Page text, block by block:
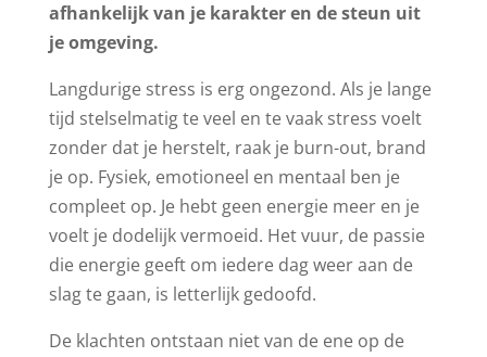
afhankelijk van je karakter en de steun uit
je omgeving.
Langdurige stress is erg ongezond. Als je lange
tijd stelselmatig te veel en te vaak stress voelt
zonder dat je herstelt, raak je burn-out, brand
je op. Fysiek, emotioneel en mentaal ben je
compleet op. Je hebt geen energie meer en je
voelt je dodelijk vermoeid. Het vuur, de passie
die energie geeft om iedere dag weer aan de
slag te gaan, is letterlijk gedoofd.
De klachten ontstaan niet van de ene op de